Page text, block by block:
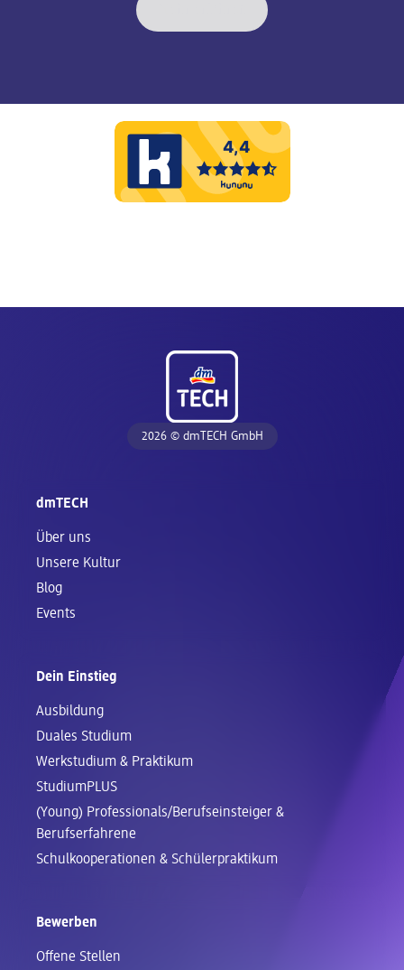
2026 © dmTECH GmbH
dmTECH
Über uns
Unsere Kultur
Blog
Events
Dein Einstieg
Ausbildung
Duales Studium
Werkstudium & Praktikum
StudiumPLUS
(Young) Professionals/Berufseinsteiger &
Berufserfahrene
Schul­kooperationen & Schüler­praktikum
Bewerben
Offene Stellen